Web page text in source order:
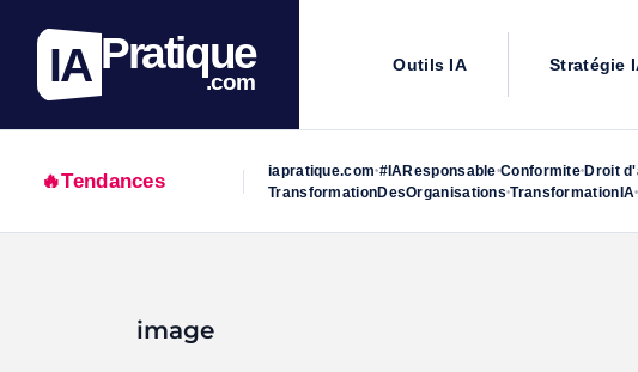
IA Pratique
.com
Outils IA Stratégie
🔥Tendances iapratique.com•#IAResponsable•Conformite• Droit
TransformationDesOrganisations•TransformationIA•
image